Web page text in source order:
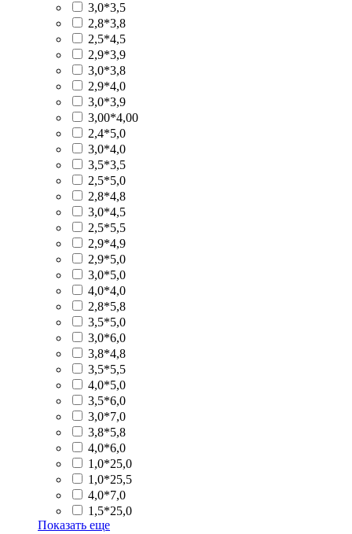
3,0*3,5
2,8*3,8
2,5*4,5
2,9*3,9
3,0*3,8
2,9*4,0
3,0*3,9
3,00*4,00
2,4*5,0
3,0*4,0
3,5*3,5
2,5*5,0
2,8*4,8
3,0*4,5
2,5*5,5
2,9*4,9
2,9*5,0
3,0*5,0
4,0*4,0
2,8*5,8
3,5*5,0
3,0*6,0
3,8*4,8
3,5*5,5
4,0*5,0
3,5*6,0
3,0*7,0
3,8*5,8
4,0*6,0
1,0*25,0
1,0*25,5
4,0*7,0
1,5*25,0
Показать еще